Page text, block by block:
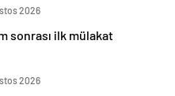
2026
sonrası ilk mülakat
2026